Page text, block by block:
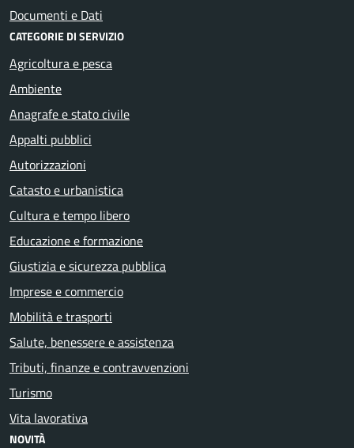
Documenti e Dati
CATEGORIE DI SERVIZIO
Agricoltura e pesca
Ambiente
Anagrafe e stato civile
Appalti pubblici
Autorizzazioni
Catasto e urbanistica
Cultura e tempo libero
Educazione e formazione
Giustizia e sicurezza pubblica
Imprese e commercio
Mobilità e trasporti
Salute, benessere e assistenza
Tributi, finanze e contravvenzioni
Turismo
Vita lavorativa
NOVITÀ